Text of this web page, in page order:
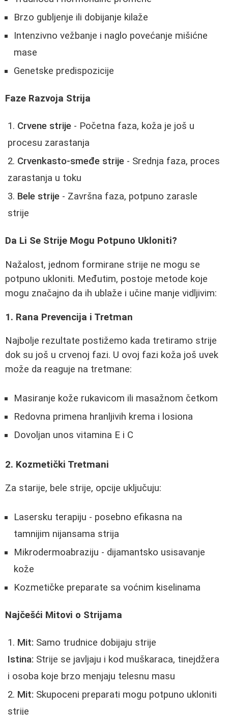
Brzo gubljenje ili dobijanje kilaže
Intenzivno vežbanje i naglo povećanje mišićne
mase
Genetske predispozicije
Faze Razvoja Strija
Crvene strije - Početna faza, koža je još u
procesu zarastanja
Crvenkasto-smeđe strije - Srednja faza, proces
zarastanja u toku
Bele strije - Završna faza, potpuno zarasle
strije
Da Li Se Strije Mogu Potpuno Ukloniti?
Nažalost, jednom formirane strije ne mogu se
potpuno ukloniti. Međutim, postoje metode koje
mogu značajno da ih ublaže i učine manje vidljivim:
1. Rana Prevencija i Tretman
Najbolje rezultate postižemo kada tretiramo strije
dok su još u crvenoj fazi. U ovoj fazi koža još uvek
može da reaguje na tretmane:
Masiranje kože rukavicom ili masažnom četkom
Redovna primena hranljivih krema i losiona
Dovoljan unos vitamina E i C
2. Kozmetički Tretmani
Za starije, bele strije, opcije uključuju:
Lasersku terapiju - posebno efikasna na
tamnijim nijansama strija
Mikrodermoabraziju - dijamantsko usisavanje
kože
Kozmetičke preparate sa voćnim kiselinama
Najčešći Mitovi o Strijama
Mit: Samo trudnice dobijaju strije
Istina: Strije se javljaju i kod muškaraca, tinejdžera
i osoba koje brzo menjaju telesnu masu
Mit: Skupoceni preparati mogu potpuno ukloniti
strije